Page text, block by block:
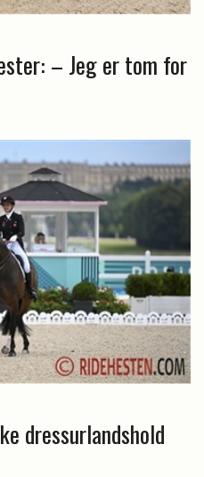
– Jeg er tom for
dressurlandshold